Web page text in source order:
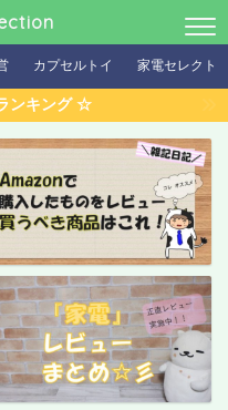
カプセルトイ 家電セレクト
ンキング ☆